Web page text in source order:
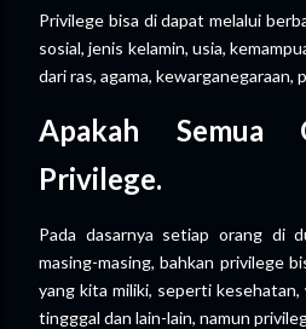
Privilege bisa di dapat melalui
sosial, jenis kelamin, usia,
dari ras, agama, kewarganegaraan,
Apakah Semua
Privilege.
Pada dasarnya setiap orang di
masing-masing, bahkan privilege
yang kita miliki, seperti
tingggal dan lain-lain, namun